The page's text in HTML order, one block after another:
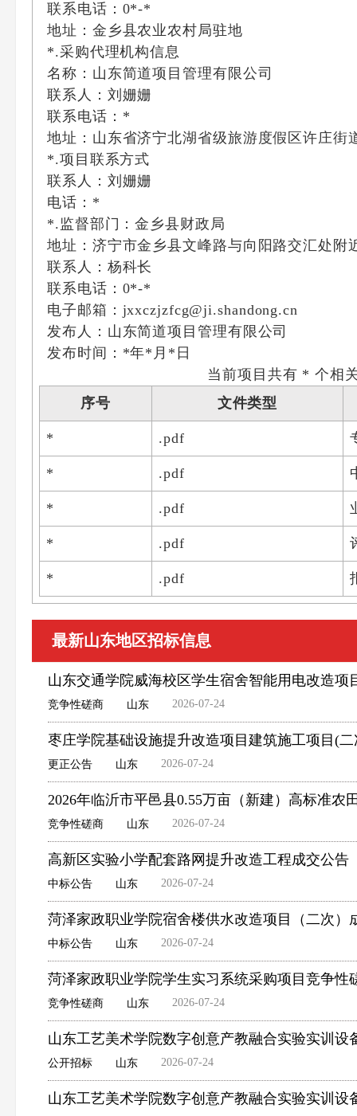
联系电话：0*-*
地址：金乡县农业农村局驻地
*.采购代理机构信息
名称：山东简道项目管理有限公司
联系人：刘姗姗
联系电话：*
地址：山东省济宁北湖省级旅游度假区许庄
*.项目联系方式
联系人：刘姗姗
电话：*
*.监督部门：金乡县财政局
地址：济宁市金乡县文峰路与向阳路交汇处附
联系人：杨科长
联系电话：0*-*
电子邮箱：jxxczjzfcg@ji.shandong.cn
发布人：山东简道项目管理有限公司
发布时间：*年*月*日
当前项目共有 * 个相
序号
文件类型
* .pdf
* .pdf
* .pdf
* .pdf
* .pdf
最新山东地区招标信息
山东交通学院威海校区学生宿舍智能用电改造项
竞争性磋商 山东 2026-07-24
枣庄学院基础设施提升改造项目建筑施工项目(
更正公告 山东 2026-07-24
2026年临沂市平邑县0.55万亩（新建）高标准
竞争性磋商 山东 2026-07-24
高新区实验小学配套路网提升改造工程成交公告
中标公告 山东 2026-07-24
菏泽家政职业学院宿舍楼供水改造项目（二次）
中标公告 山东 2026-07-24
菏泽家政职业学院学生实习系统采购项目竞争性
竞争性磋商 山东 2026-07-24
山东工艺美术学院数字创意产教融合实验实训
公开招标 山东 2026-07-24
山东工艺美术学院数字创意产教融合实验实训